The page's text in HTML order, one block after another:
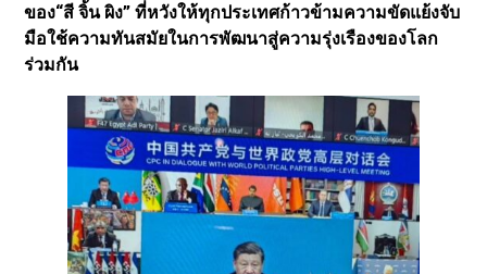
ของ“สี จิ้น ผิง” ที่หวังให้ทุกประเทศก้าวข้ามความขัดแย้งจับ
มือใช้ความทันสมัยในการพัฒนาสู่ความรุ่งเรืองของโลก
ร่วมกัน